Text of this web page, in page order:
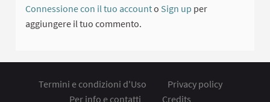
Connessione con il tuo accounto Sign up per
aggiungere il tuo commento.
Termini e condizioni d'Uso
Privacy policy
Per info e contatti
Credits